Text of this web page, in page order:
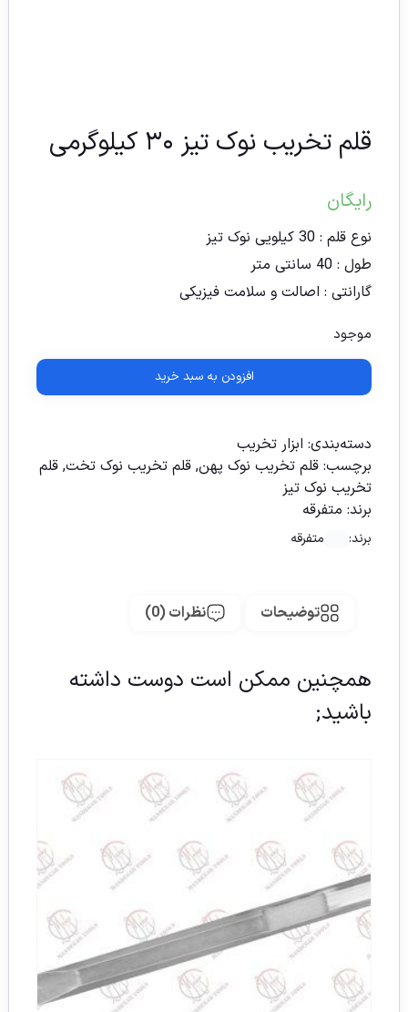
قلم تخریب نوک تیز ۳۰ کیلوگرمی
رایگان
نوع قلم : 30 کیلویی نوک تیز
طول : 40 سانتی متر
گارانتی : اصالت و سلامت فیزیکی
موجود
افزودن به سبد خرید
دسته‌بندی: ابزار تخریب
برچسب: قلم تخریب نوک پهن, قلم تخریب نوک تخت, قلم
تخریب نوک تیز
برند: متفرقه
برند: متفرقه
توضیحات نظرات (0)
همچنین ممکن است دوست داشته
باشید;